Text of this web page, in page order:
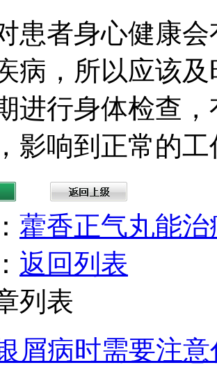
患者身心健康
病，所以应该
进行身体检查
影响到正常的
藿香正气丸能
返回列表
列表
屑病时需要注意